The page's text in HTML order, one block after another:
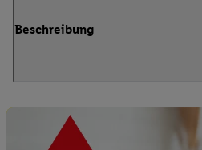
Beschreibung